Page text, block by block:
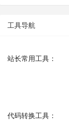
工具导航
站长常用工具：
代码转换工具：